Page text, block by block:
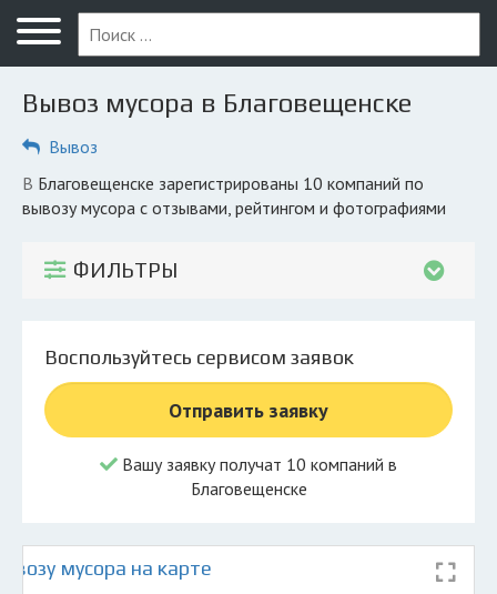
Меню
Главная
Вопрос юристу
Экоблог
Личный кабинет
© 2026 Все права защищены
Вывоз мусора в Благовещенске
Вывоз
в Благовещенске зарегистрированы 10 компаний по
вывозу мусора с отзывами, рейтингом и фотографиями
ФИЛЬТРЫ
Воспользуйтесь сервисом заявок
Отправить заявку
Вашу заявку получат 10 компаний в
Благовещенске
мусора на карте